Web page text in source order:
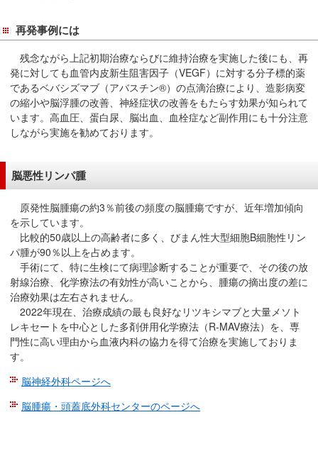
再発事例には
残念ながら上記初期治療ならびに維持治療を実施した後にも、再
発に対しても血管内皮新生阻害因子（VEGF）に対する分子標的薬
であるベバシズマブ（アバスチン®）の点滴治療により、造影病変
の縮小や脳浮腫の改善、神経症状の改善をもたらす効果が知られて
います。高血圧、蛋白尿、脳出血、血栓症など副作用にも十分注意
しながら実施を勧めております。
脳悪性リンパ腫
原発性脳腫瘍の約3％前後の頻度の脳腫瘍ですが、近年増加傾向
を示しています。
比較的50歳以上の高齢者に多く、びまん性大型細胞B細胞性リン
パ腫が90％以上を占めます。
手術にて、特に生検にて病理診断することが重要で、その後の放
射線治療、化学療法の有効性が高いことから、腫瘍の摘出度の差に
治療効果は左右されません。
2022年現在、治療成績の最も良好なリツキシマブと大量メソト
レキセートを中心とした多剤併用化学療法（R-MAV療法）を、専
門性に高い理由から血液内科の協力を得て治療を実施しておりま
す。
脳神経外科ページへ
脳腫瘍・頭蓋底外科センターのページへ